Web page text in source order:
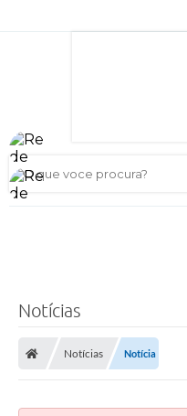
O que voce procura?
Notícias
Notícias Notícia